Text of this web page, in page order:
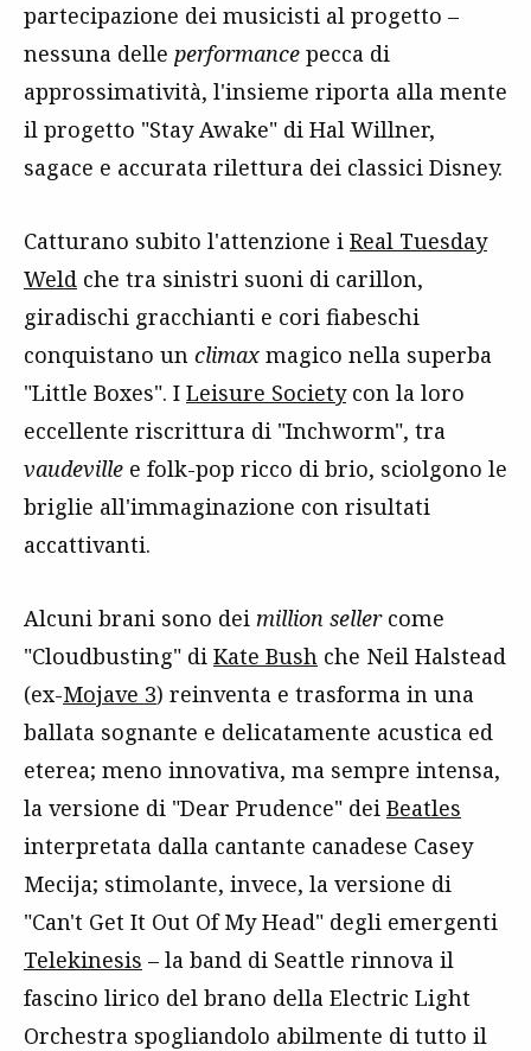
partecipazione dei musicisti al progetto –
nessuna delle performance pecca di
approssimatività, l'insieme riporta alla mente
il progetto "Stay Awake" di Hal Willner,
sagace e accurata rilettura dei classici Disney.
Catturano subito l'attenzione i Real Tuesday
Weld che tra sinistri suoni di carillon,
giradischi gracchianti e cori fiabeschi
conquistano un climax magico nella superba
"Little Boxes". I Leisure Societycon la loro
eccellente riscrittura di "Inchworm", tra
vaudeville e folk-pop ricco di brio, sciolgono le
briglie all'immaginazione con risultati
accattivanti.
Alcuni brani sono dei million sellercome
"Cloudbusting" di Kate Bush che Neil Halstead
(ex-Mojave 3) reinventa e trasforma in una
ballata sognante e delicatamente acustica ed
eterea; meno innovativa, ma sempre intensa,
la versione di "Dear Prudence" dei Beatles
interpretata dalla cantante canadese Casey
Mecija; stimolante, invece, la versione di
"Can't Get It Out Of My Head" degli emergenti
Telekinesis – la band di Seattle rinnova il
fascino lirico del brano della Electric Light
Orchestra spogliandolo abilmente di tutto il